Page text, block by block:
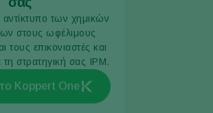
αντίκτυπο των χημικών
στους ωφέλιμους
τους επικονιαστές και
τη στρατηγική σας IPM.
Koppert One